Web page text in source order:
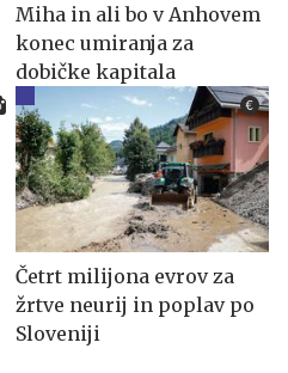
Miha in ali bo v Anhovem
konec umiranja za
dobičke kapitala
Četrt milijona evrov za
žrtve neurij in poplav po
Sloveniji